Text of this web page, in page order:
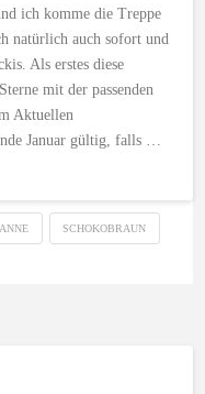
ich komme die Treppe
natürlich auch sofort und
Als erstes diese
mit der passenden
Aktuellen
Januar gültig, falls …
SCHOKOBRAUN